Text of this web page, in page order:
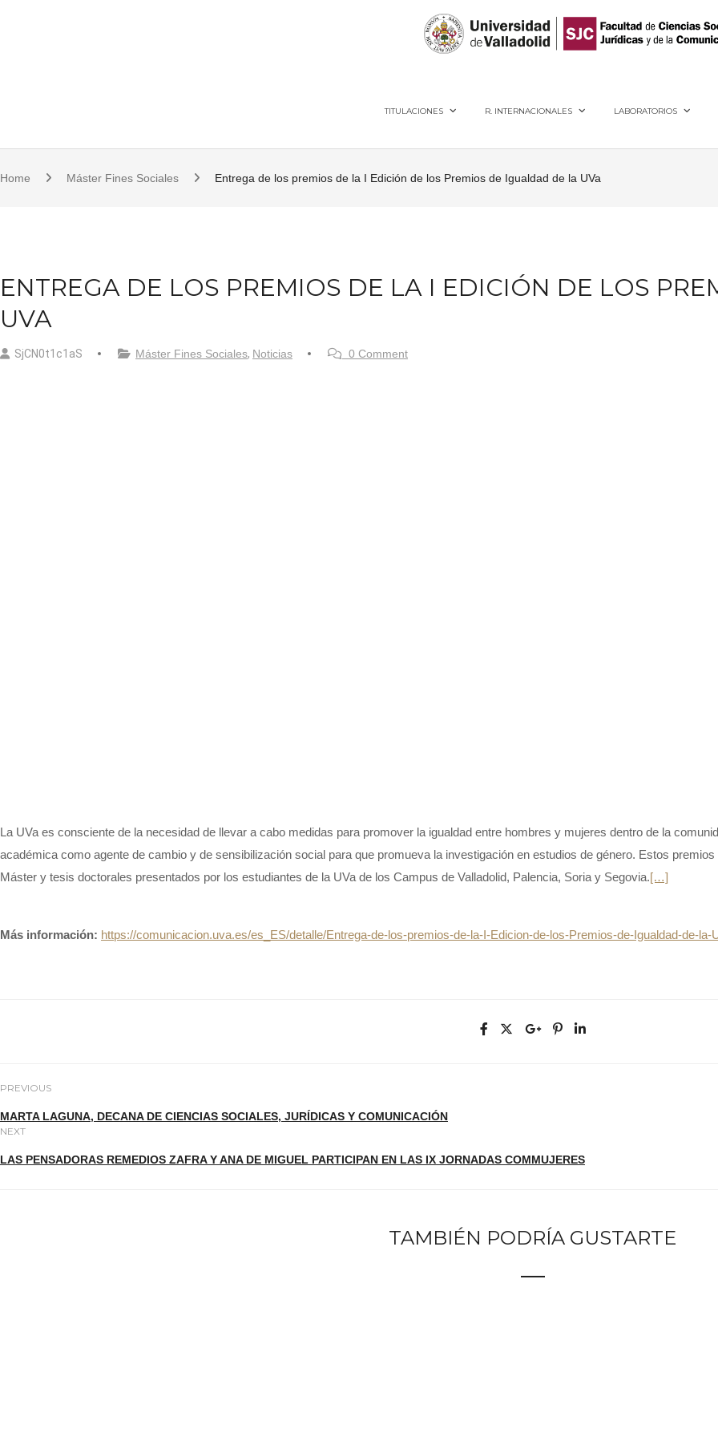
c
t
TITULACIONES R. INTERNACIONALES LABORATORIOS
Home Máster Fines Sociales Entrega de los premios de la I Edición de los Premios de Igualdad de la UVa
ENTREGA DE LOS PREMIOS DE LA I EDICIÓN DE LOS
UVA
SjCN0t1c1aS Máster Fines Sociales, Noticias 0 Comment
La UVa es consciente de la necesidad de llevar a cabo medidas para promover la igualdad entre hombres y mujeres dentro de la
académica como agente de cambio y de sensibilización social para que promueva la investigación en estudios de género. Estos
Máster y tesis doctorales presentados por los estudiantes de la UVa de los Campus de Valladolid, Palencia, Soria y Segovia.[…]
Más información: https://comunicacion.uva.es/es_ES/detalle/Entrega-de-los-premios-de-la-I-Edicion-de-los-Premios-de-Igualdad-de-la-
PREVIOUS
MARTA LAGUNA, DECANA DE CIENCIAS SOCIALES, JURÍDICAS Y COMUNICACIÓN
NEXT
LAS PENSADORAS REMEDIOS ZAFRA Y ANA DE MIGUEL PARTICIPAN EN LAS IX JORNADAS COMMUJERES
TAMBIÉN PODRÍA GUSTARTE